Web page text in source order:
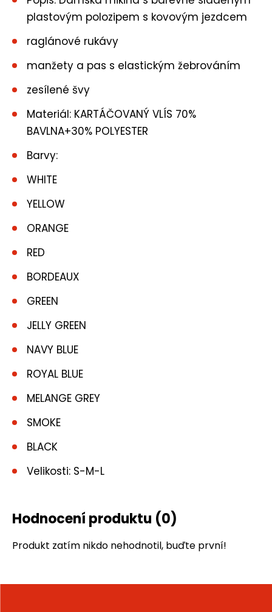
plastovým polozipem s kovovým jezdcem
raglánové rukávy
manžety a pas s elastickým žebrováním
zesílené švy
Materiál: KARTÁČOVANÝ VLÍS 70%
BAVLNA+30% POLYESTER
Barvy:
WHITE
YELLOW
ORANGE
RED
BORDEAUX
GREEN
JELLY GREEN
NAVY BLUE
ROYAL BLUE
MELANGE GREY
SMOKE
BLACK
Velikosti: S-M-L
Hodnocení produktu (0)
Produkt zatím nikdo nehodnotil, buďte první!